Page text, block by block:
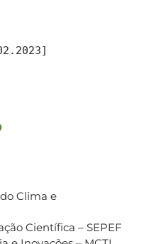
Clima e
Científica – SEPEF